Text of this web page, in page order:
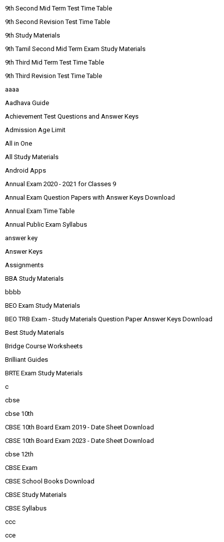
9th Second Mid Term Test Time Table
9th Second Revision Test Time Table
9th Study Materials
9th Tamil Second Mid Term Exam Study Materials
9th Third Mid Term Test Time Table
9th Third Revision Test Time Table
aaaa
Aadhava Guide
Achievement Test Questions and Answer Keys
Admission Age Limit
All in One
All Study Materials
Android Apps
Annual Exam 2020 - 2021 for Classes 9
Annual Exam Question Papers with Answer Keys Download
Annual Exam Time Table
Annual Public Exam Syllabus
answer key
Answer Keys
Assignments
BBA Study Materials
bbbb
BEO Exam Study Materials
BEO TRB Exam - Study Materials Question Paper Answer Keys Download
Best Study Materials
Bridge Course Worksheets
Brilliant Guides
BRTE Exam Study Materials
c
cbse
cbse 10th
CBSE 10th Board Exam 2019 - Date Sheet Download
CBSE 10th Board Exam 2023 - Date Sheet Download
cbse 12th
CBSE Exam
CBSE School Books Download
CBSE Study Materials
CBSE Syllabus
ccc
cce